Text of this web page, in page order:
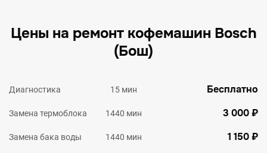
Цены на ремонт кофемашин Bosch
(Бош)
Диагностика 15 мин Бесплатно
Замена термоблока 1440 мин 3 000 ₽
Замена бака воды 1440 мин 1 150 ₽